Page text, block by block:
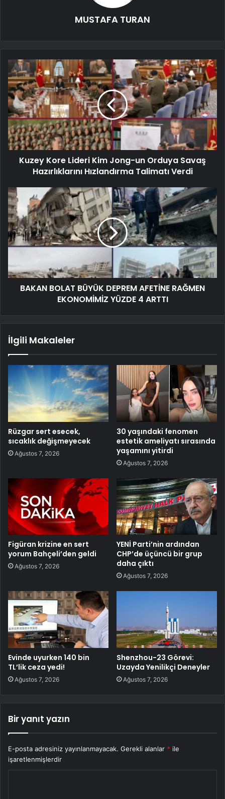
MUSTAFA TURAN
Kuzey Kore Lideri Kim Jong-un Orduya Savaş
Hazırlıklarını Hızlandırma Talimatı Verdi
BAKAN BOLAT BÜYÜK DEPREM AFETİNE RAĞMEN
EKONOMİMİZ YÜZDE 4 ARTTI
İlgili Makaleler
Rüzgar sert esecek,
sıcaklık değişmeyecek
Ağustos 7, 2026
30 yaşındaki fenomen
estetik ameliyatı sırasında
yaşamını yitirdi
Ağustos 7, 2026
Figüran krizine en sert
yorum Bahçeli’den geldi
Ağustos 7, 2026
YENİ Parti’nin ardından
CHP’de üçüncü bir grup
daha çıktı
Ağustos 7, 2026
Evinde uyurken 140 bin
TL’lik ceza yedi!
Ağustos 7, 2026
Shenzhou-23 Görevi:
Uzayda Yenilikçi Deneyler
Ağustos 7, 2026
Bir yanıt yazın
E-posta adresiniz yayınlanmayacak. Gerekli alanlar * ile
işaretlenmişlerdir